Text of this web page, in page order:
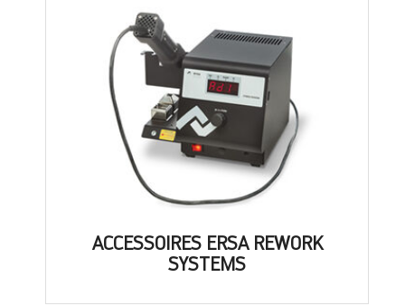
ACCESSOIRES ERSA REWORK
SYSTEMS